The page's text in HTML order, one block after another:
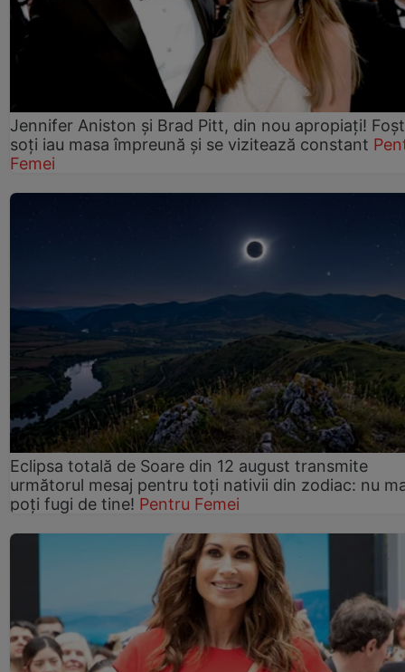
Jennifer Aniston și Brad Pitt, din nou apropiați!
soți iau masa împreună și se vizitează constant
Femei
Eclipsa totală de Soare din 12 august transmite
următorul mesaj pentru toți nativii din zodiac: nu
poți fugi de tine! Pentru Femei